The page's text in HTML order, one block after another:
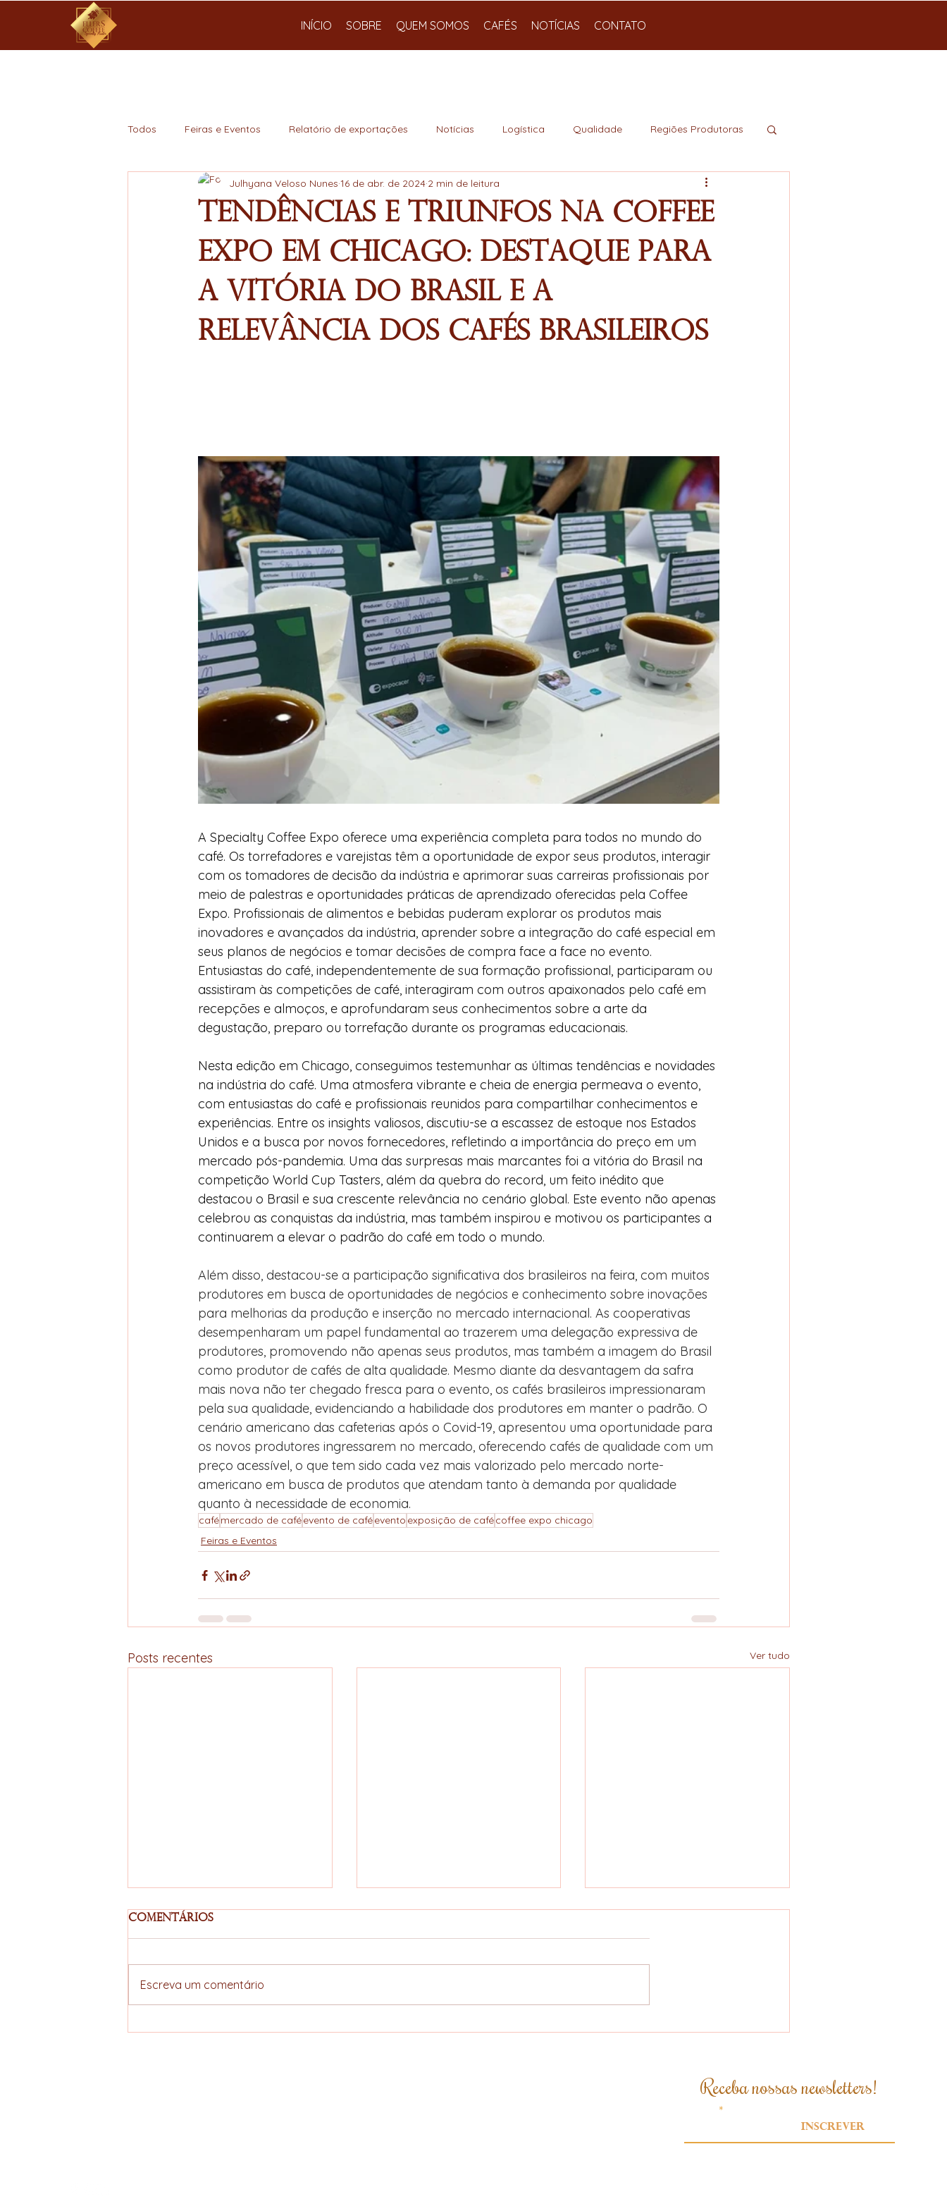
INÍCIO SOBRE QUEM SOMOS CAFÉS NOTÍCIAS CONTATO
Todos Feiras e Eventos Relatório de exportações Notícias Logística Qualidade Regiões Produtoras
Tendências e Triunfos na Coffee
Expo em Chicago: Destaque para
a Vitória do Brasil e a
Relevância dos Cafés Brasileiros
Julhyana Veloso Nunes 16 de abr. de 2024 2 min de leitura
A Specialty Coffee Expo oferece uma experiência completa para todos no mundo do
café. Os torrefadores e varejistas têm a oportunidade de expor seus produtos, interagir
com os tomadores de decisão da indústria e aprimorar suas carreiras profissionais por
meio de palestras e oportunidades práticas de aprendizado oferecidas pela Coffee
Expo. Profissionais de alimentos e bebidas puderam explorar os produtos mais
inovadores e avançados da indústria, aprender sobre a integração do café especial em
seus planos de negócios e tomar decisões de compra face a face no evento.
Entusiastas do café, independentemente de sua formação profissional, participaram ou
assistiram às competições de café, interagiram com outros apaixonados pelo café em
recepções e almoços, e aprofundaram seus conhecimentos sobre a arte da
degustação, preparo ou torrefação durante os programas educacionais.
Nesta edição em Chicago, conseguimos testemunhar as últimas tendências e novidades
na indústria do café. Uma atmosfera vibrante e cheia de energia permeava o evento,
com entusiastas do café e profissionais reunidos para compartilhar conhecimentos e
experiências. Entre os insights valiosos, discutiu-se a escassez de estoque nos Estados
Unidos e a busca por novos fornecedores, refletindo a importância do preço em um
mercado pós-pandemia. Uma das surpresas mais marcantes foi a vitória do Brasil na
competição World Cup Tasters, além da quebra do record, um feito inédito que
destacou o Brasil e sua crescente relevância no cenário global. Este evento não apenas
celebrou as conquistas da indústria, mas também inspirou e motivou os participantes a
continuarem a elevar o padrão do café em todo o mundo.
Além disso, destacou-se a participação significativa dos brasileiros na feira, com muitos
produtores em busca de oportunidades de negócios e conhecimento sobre inovações
para melhorias da produção e inserção no mercado internacional. As cooperativas
desempenharam um papel fundamental ao trazerem uma delegação expressiva de
produtores, promovendo não apenas seus produtos, mas também a imagem do Brasil
como produtor de cafés de alta qualidade. Mesmo diante da desvantagem da safra
mais nova não ter chegado fresca para o evento, os cafés brasileiros impressionaram
pela sua qualidade, evidenciando a habilidade dos produtores em manter o padrão. O
cenário americano das cafeterias após o Covid-19, apresentou uma oportunidade para
os novos produtores ingressarem no mercado, oferecendo cafés de qualidade com um
preço acessível, o que tem sido cada vez mais valorizado pelo mercado norte-
americano em busca de produtos que atendam tanto à demanda por qualidade
quanto à necessidade de economia.
cafémercado de caféevento de caféevento exposição de cafécoffee expo chicago
Feiras e Eventos
Posts recentes Ver tudo
Comentários
Escreva um comentário
Receba nossas newsletters!
Inscrever